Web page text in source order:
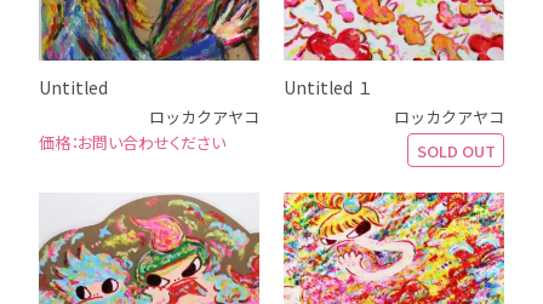
Untitled
ロッカクアヤコ
お問い合わせください
Untitled １
ロッカクアヤコ
SOLD OUT